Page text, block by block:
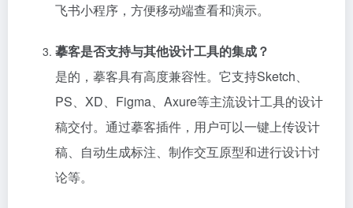
飞书小程序，方便移动端查看和演示。
摹客是否支持与其他设计工具的集成？
是的，摹客具有高度兼容性。它支持Sketch、
PS、XD、Figma、Axure等主流设计工具的设计
稿交付。通过摹客插件，用户可以一键上传设计
稿、自动生成标注、制作交互原型和进行设计讨
论等。